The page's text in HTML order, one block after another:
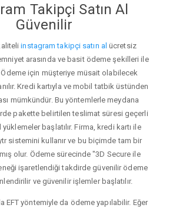
Takipçi Satın Al
Güvenilir
instagram takipçi satın al ücretsiz
arasında ve basit ödeme şekilleri ile
Ödeme için müşteriye müsait olabilecek
Kredi kartıyla ve mobil tatbik üstünden
mümkündür. Bu yöntemlerle meydana
pakette belirtilen teslimat süresi geçerli
başlatılır. Firma, kredi kartı ile
sistemini kullanır ve bu biçimde tam bir
olur. Ödeme sürecinde "3D Secure ile
işaretlendiği takdirde güvenilir ödeme
ve güvenilir işlemler başlatılır.
EFT yöntemiyle da ödeme yapılabilir. Eğer